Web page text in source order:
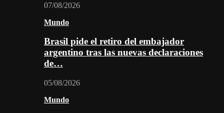
07/08/2026
Mundo
Brasil pide el retiro del embajador
argentino tras las nuevas declaraciones
de…
05/08/2026
Mundo